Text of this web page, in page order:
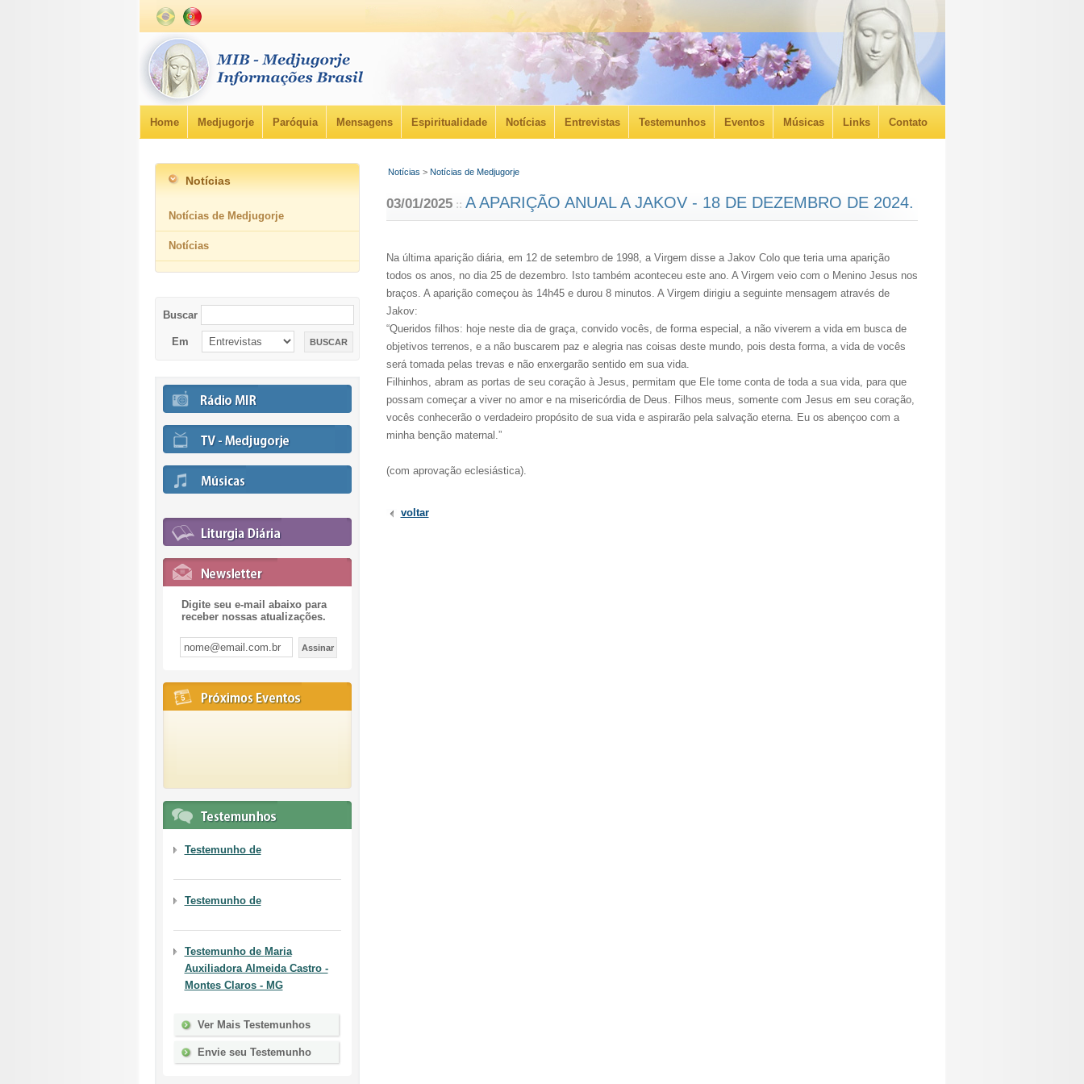
Home Medjugorje Paróquia Mensagens Espiritualidade Notícias Entrevistas Testemunhos Eventos Músicas Links Contato
Notícias > Notícias de Medjugorje
03/01/2025:: A APARIÇÃO ANUAL A JAKOV - 18 DE DEZEMBRO DE 2024.
Na última aparição diária, em 12 de setembro de 1998, a Virgem disse a Jakov Colo que teria uma aparição
todos os anos, no dia 25 de dezembro. Isto também aconteceu este ano. A Virgem veio com o Menino Jesus nos
braços. A aparição começou às 14h45 e durou 8 minutos. A Virgem dirigiu a seguinte mensagem através de
Jakov:
“Queridos filhos: hoje neste dia de graça, convido vocês, de forma especial, a não viverem a vida em busca de
objetivos terrenos, e a não buscarem paz e alegria nas coisas deste mundo, pois desta forma, a vida de vocês
será tomada pelas trevas e não enxergarão sentido em sua vida.
Filhinhos, abram as portas de seu coração à Jesus, permitam que Ele tome conta de toda a sua vida, para que
possam começar a viver no amor e na misericórdia de Deus. Filhos meus, somente com Jesus em seu coração,
vocês conhecerão o verdadeiro propósito de sua vida e aspirarão pela salvação eterna. Eu os abençoo com a
minha benção maternal.”
(com aprovação eclesiástica).
voltar
Notícias
Notícias de Medjugorje
Notícias
Buscar
Em
Digite seu e-mail abaixo para
receber nossas atualizações.
Testemunho de
Testemunho de
Testemunho de Maria
Auxiliadora Almeida Castro -
Montes Claros - MG
Ver Mais Testemunhos
Envie seu Testemunho